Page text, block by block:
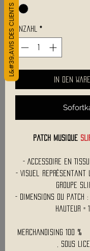
Anzahl *
In den
Patch Musique
- Accessoire en
- Visuel Représentant
Groupe
- Dimensions du Patch :
Hauteur =
Merchandising 100
, Sous
L&#39;AVIS DES CLIENTS